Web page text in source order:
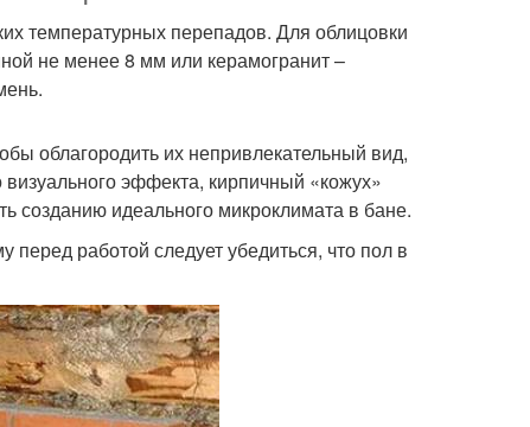
температурных перепадов. Для облицовки
не менее 8 мм или керамогранит –
облагородить их непривлекательный вид,
эффекта, кирпичный «кожух»
созданию идеального микроклимата в бане.
работой следует убедиться, что пол в